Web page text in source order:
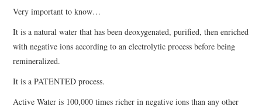
Very important to know…
It is a natural water that has been deoxygenated, purified, then enriched
with negative ions according to an electrolytic process before being
remineralized.
It is a PATENTED process.
Active Water is 100,000 times richer in negative ions than any other